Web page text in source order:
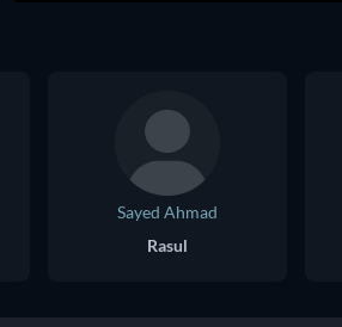
Sayed Ahmad
Rasul